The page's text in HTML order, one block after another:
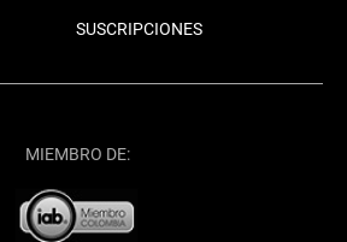
SUSCRIPCIONES
MIEMBRO DE: